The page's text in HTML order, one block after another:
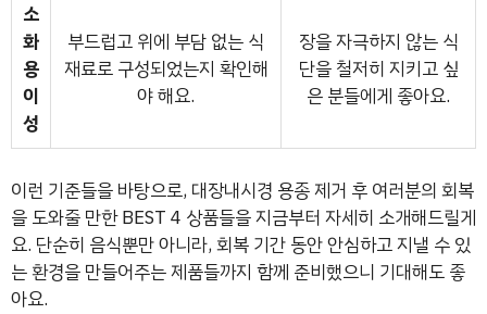
소
화
용
이
성
부드럽고 위에 부담 없는 식
재료로 구성되었는지 확인해
야 해요.
장을 자극하지 않는 식
단을 철저히 지키고 싶
은 분들에게 좋아요.
이런 기준들을 바탕으로, 대장내시경 용종 제거 후 여러분의 회복
을 도와줄 만한 BEST 4 상품들을 지금부터 자세히 소개해드릴게
요. 단순히 음식뿐만 아니라, 회복 기간 동안 안심하고 지낼 수 있
는 환경을 만들어주는 제품들까지 함께 준비했으니 기대해도 좋
아요.